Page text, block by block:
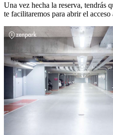
Una vez hecha la reserva, tendrás
te facilitaremos para abrir el